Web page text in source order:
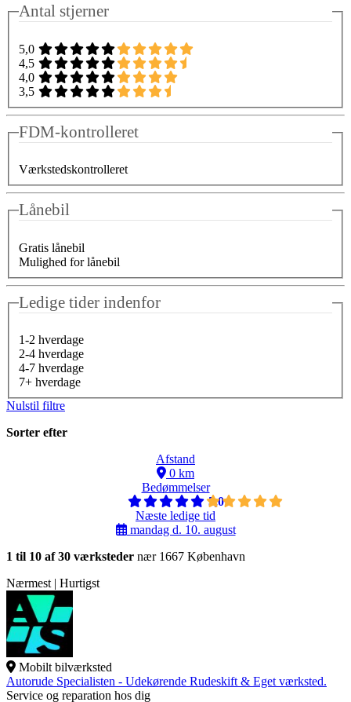
Antal stjerner
5,0
4,5
4,0
3,5
FDM-kontrolleret
Værkstedskontrolleret
Lånebil
Gratis lånebil
Mulighed for lånebil
Ledige tider indenfor
1-2 hverdage
2-4 hverdage
4-7 hverdage
7+ hverdage
Nulstil filtre
Sorter efter
Afstand
0 km
Bedømmelser
5,0
Næste ledige tid
mandag d. 10. august
1 til 10 af 30 værksteder nær 1667 København
Nærmest | Hurtigst
Mobilt bilværksted
Autorude Specialisten - Udekørende Rudeskift & Eget værksted.
Service og reparation hos dig